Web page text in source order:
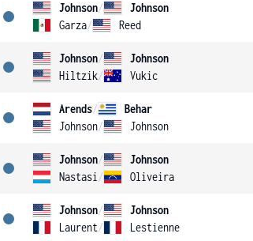
Johnson/
Johnson
Garza/ Reed
Johnson/
Johnson
Hiltzik/ Vukic
Arends/
Behar
Johnson/ Johnson
Johnson/
Johnson
Nastasi / Oliveira
Johnson/
Johnson
Laurent/ Lestienne